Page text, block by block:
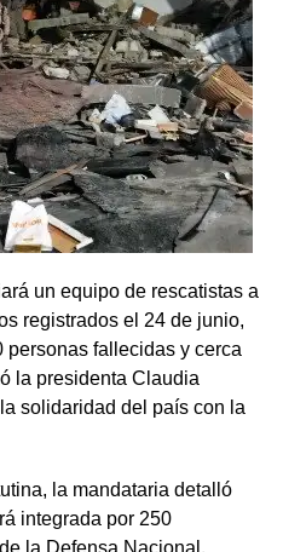
un equipo de rescatistas a
registrados el 24 de junio,
fallecidas y cerca
la presidenta Claudia
solidaridad del país con la
la mandataria detalló
integrada por 250